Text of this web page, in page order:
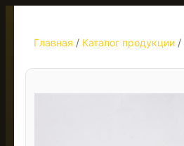
Главная / Каталог продукции /